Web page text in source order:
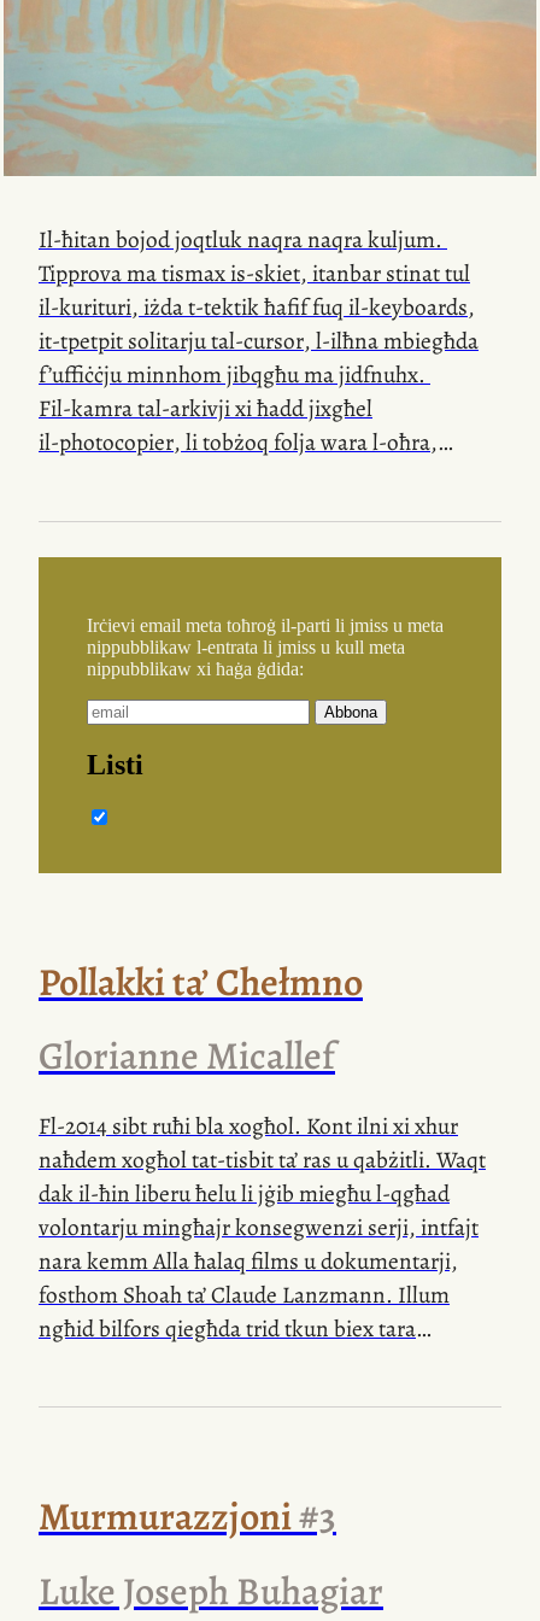
Pollakki ta’ Chełmno
Glorianne Micallef
Fl-2014 sibt ruħi bla xogħol. Kont ilni xi xhur
naħdem xogħoltat-tisbitta’ ras u qabżitli. Waqt
dakil-ħinliberu ħelu li jġib miegħul-qgħad
volontarju mingħajr konsegwenzi serji, intfajt
nara kemm Alla ħalaq films u dokumentarji,
fosthom Shoah ta’ Claude Lanzmann. Illum
ngħid bilfors qiegħda trid tkun biex tara
femminili, jitkellem Ingliż b’aċċent qawwi,
ikarkar kull kelma. Jiġi intervistat
jirrakkonta fuq meta kien jaqta’ xagħar
Murmurazzjoni#3
Luke Joseph Buhagiar
ħadmux.
Il-ħitan bojod joqtluk naqra naqra kuljum.
Tipprova ma tismaxis-skiet, itanbar stinat tul
il-kurituri, iżdat-tektikħafif fuqil-keyboards,
it-tpetpitsolitarjutal-cursor,l-ilħnambiegħda
f’uffiċċju minnhom jibqgħu ma jidfnuhx.
Fil-kamratal-arkivji xi ħadd jixgħel
il-photocopier, li tobżoq folja waral-oħra,
dinji, l-iżvilupp fil-pajjiżi eks-Komunisti
il-bidla
fil-klima,id-dinjali qed titbaskat, tinstamat,
tinħall f’taħlita tossika ta’ plastik jinten, jaħraq
l-imnifsejn
, iżarratix-xagħar
inixxefil-ġilda
minn oħra, tifrixhom pulit fuq xulxin bħal
suldati stenduti, nodfa, stirati, bojod bħal-lożor.
ta’ ħdejk tasallek konverżazzjonibil-Franċiż.